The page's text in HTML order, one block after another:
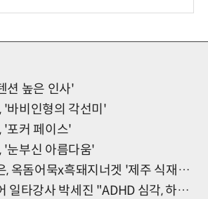
션 높은 인사'
'바비인형의 각선미'
'포커 페이스'
'눈부신 아름다움'
돔어묵x흑돼지너겟 '제주 식재료 플렉스'
사 박세진 "ADHD 심각, 하루 10알 약 복용"